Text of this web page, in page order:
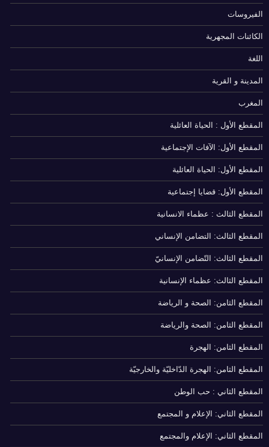
الفيروسات
الكائنات المجهرية
اللغة
المدينة و القرية
المغرب
المقطع الأول : الحياة العائلية
المقطع الأول: الآفات الإجتماعية
المقطع الأول: الحياة العائلية
المقطع الأول: قضايا إجتماعية
المقطع الثالث : عظماء الانسانية
المقطع الثالث: التضامن الإنساني
المقطع الثالث: التّضامن الإنسانيّ
المقطع الثالث: عظماء الإنسانية
المقطع الثامن: الصحة و الرياضة
المقطع الثامن: الصحة والرياضة
المقطع الثامن: الهجرة
المقطع الثامن: الهجرة الدّاخليّة والخارجيّة
المقطع الثاني : حب الوطن
المقطع الثاني: الإعلام و المجتمع
المقطع الثاني: الإعلام والمجتمع